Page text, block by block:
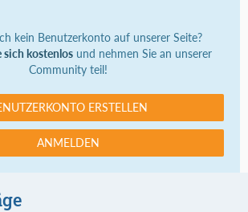
kein Benutzerkonto auf unserer Seite?
sich kostenlos und nehmen Sie an unserer
Community teil!
ERSTELLEN
ANMELDEN